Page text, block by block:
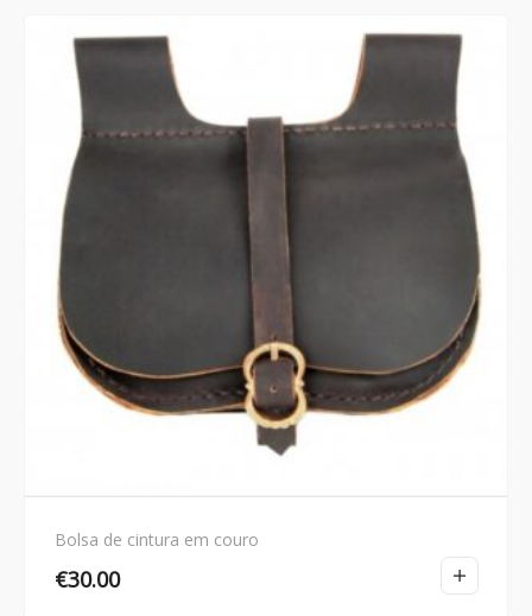
Bolsa de cintura em couro
€30.00